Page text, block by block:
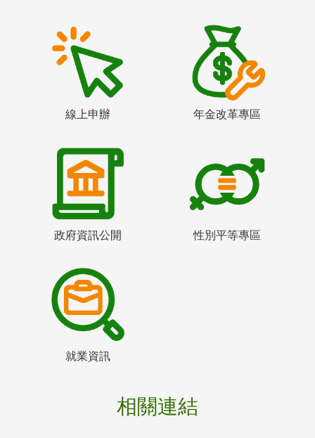
線上申辦 年金改革專區
政府資訊公開 性別平等專區
就業資訊
相關連結